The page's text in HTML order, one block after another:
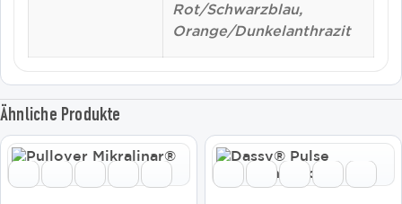
Rot/Schwarzblau,
Orange/Dunkelanthrazit
Ähnliche Produkte
Dieses
Produkt
weist
Dieses
Produkt
weist